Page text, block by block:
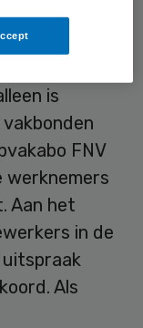
is
FNV
werknemers
Aan het
in de
uitspraak
Als